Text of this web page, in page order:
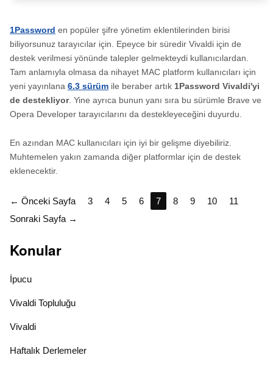
1Password en popüler şifre yönetim eklentilerinden birisi
biliyorsunuz tarayıcılar için. Epeyce bir süredir Vivaldi için de
destek verilmesi yönünde talepler gelmekteydi kullanıcılardan.
Tam anlamıyla olmasa da nihayet MAC platform kullanıcıları için
yeni yayınlana 6.3 sürüm ile beraber artık 1Password Vivaldi'yi
de destekliyor. Yine ayrıca bunun yanı sıra bu sürümle Brave ve
Opera Developer tarayıcılarını da destekleyeceğini duyurdu.
En azından MAC kullanıcıları için iyi bir gelişme diyebiliriz.
Muhtemelen yakın zamanda diğer platformlar için de destek
eklenecektir.
← Önceki Sayfa 3 4 5 6 7 8 9 10
11
Sonraki Sayfa →
Konular
İpucu
Vivaldi Topluluğu
Vivaldi
Haftalık Derlemeler